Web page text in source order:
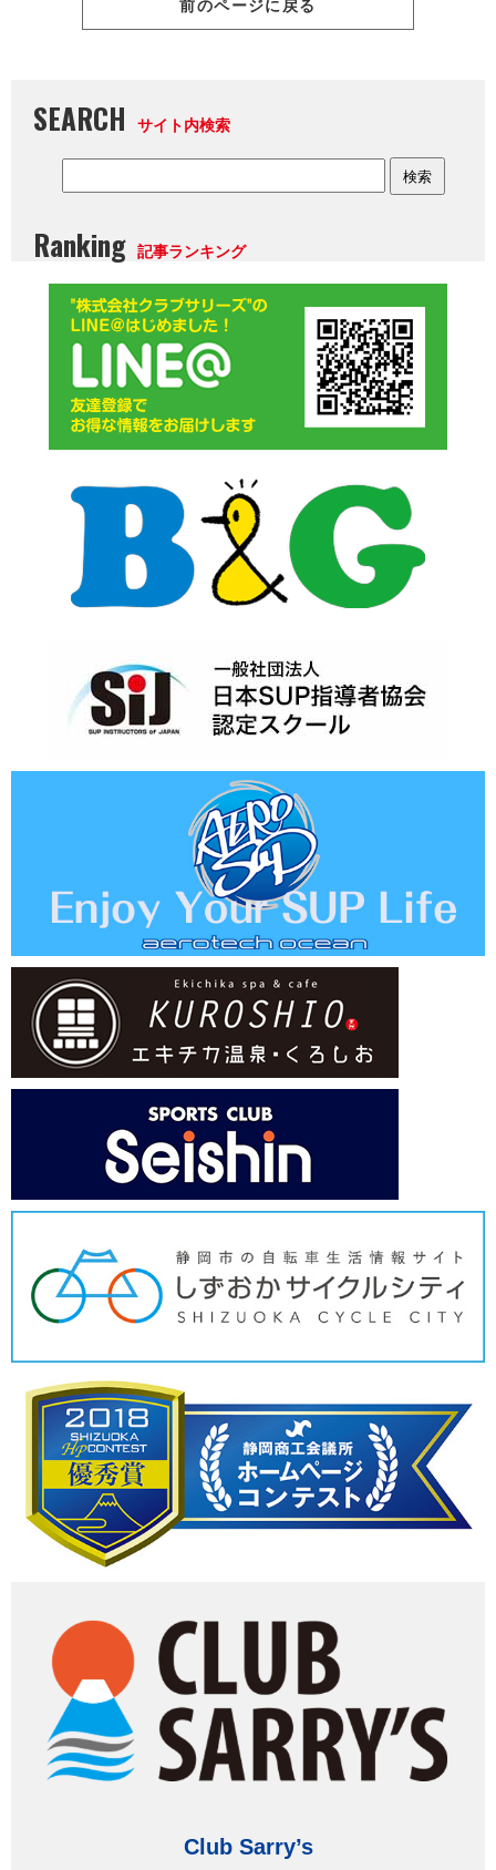
前のページに戻る
SEARCH サイト内検索
Ranking 記事ランキング
Club Sarry’s